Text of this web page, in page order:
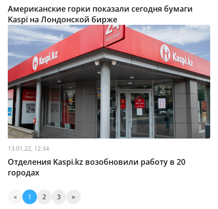
Американские горки показали сегодня бумаги
Kaspi на Лондонской бирже
13.01.22, 12:34
Отделения Kaspi.kz возобновили работу в 20
городах
« 1 2 3 »